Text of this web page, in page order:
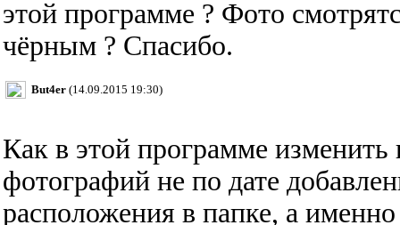
этой программе ? Фото
чёрным ? Спасибо.
But4er (14.09.2015 19:30)
Как в этой программе
фотографий не по дате
расположения в папке, а